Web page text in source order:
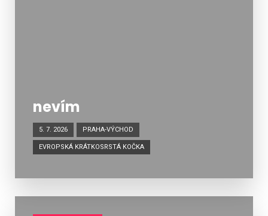
nevím
5. 7. 2026 PRAHA-VÝCHOD
EVROPSKÁ KRÁTKOSRSTÁ KOČKA